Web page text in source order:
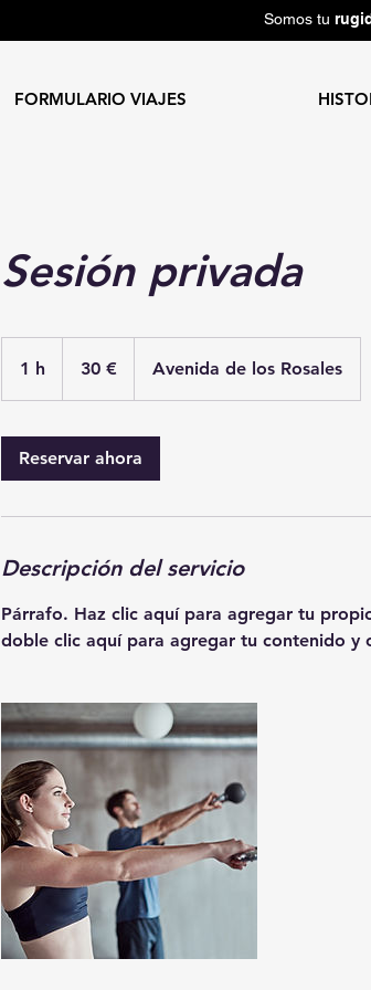
Somos tu
FORMULARIO VIAJES
Sesión privada
1 h 30 € Avenida de los Rosales
Reservar ahora
Descripción del servicio
Párrafo. Haz clic aquí para agregar tu
doble clic aquí para agregar tu contenido y